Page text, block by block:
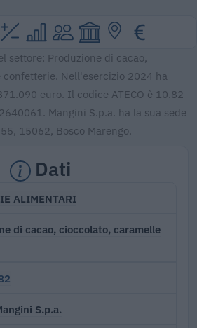
settore: Produzione di cacao,
confetterie. Nell'esercizio 2024 ha
euro. Il codice ATECO è 10.82
Mangini S.p.a. ha la sua sede
15062, Bosco Marengo.
Dati
ALIMENTARI
di cacao, cioccolato, caramelle
S.p.a.